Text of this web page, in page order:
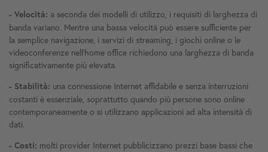
- Velocità: a seconda dei modelli di utilizzo, i requisiti di larghezza di
banda variano. Mentre una bassa velocità può essere sufficiente per
la semplice navigazione, i servizi di streaming, i giochi online o le
videoconferenze nell'home office richiedono una larghezza di banda
significativamente più elevata.
- Stabilità: una connessione Internet affidabile e senza interruzioni
costanti è essenziale, soprattutto quando più persone sono online
contemporaneamente o si utilizzano applicazioni ad alta intensità di
dati.
- Costi: molti provider Internet pubblicizzano prezzi base bassi che